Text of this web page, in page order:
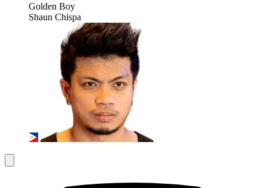
Golden Boy
Shaun Chispa